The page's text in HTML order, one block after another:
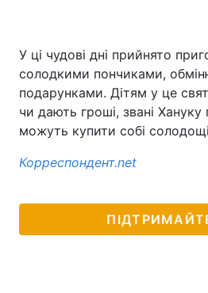
У ці чудові дні прийнято
солодкими пончиками,
подарунками. Дітям у це
чи дають гроші, звані Хануку
можуть купити собі
Корреспондент.net